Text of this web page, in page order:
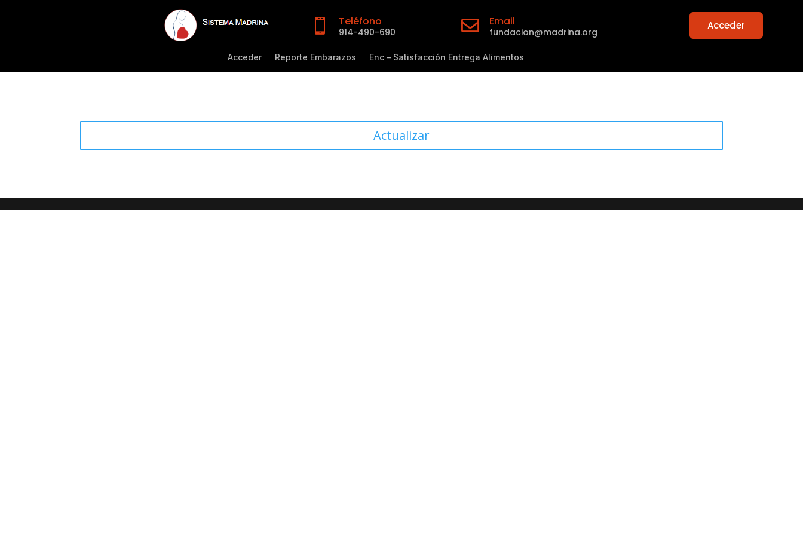
 Teléfono
914-490-690  Email
fundacion@madrina.org
Acceder
Acceder Reporte Embarazos Enc – Satisfacción Entrega Alimentos
Actualizar